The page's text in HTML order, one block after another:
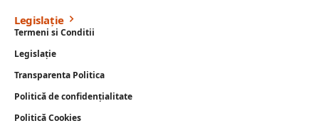
Legislație
Termeni si Conditii
Legislație
Transparenta Politica
Politică de confidențialitate
Politică Cookies